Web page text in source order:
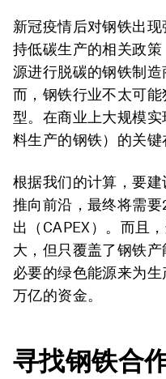
新冠疫情后对钢铁出
持低碳生产的相关政
源进行脱碳的钢铁制
而，钢铁行业不太可
型。在商业上大规模
料生产的钢铁）的关键
根据我们的计算，要
推向前沿，最终将需
出（CAPEX）。而且
大，但只覆盖了钢铁
必要的绿色能源来为
万亿的资金。
寻找钢铁合